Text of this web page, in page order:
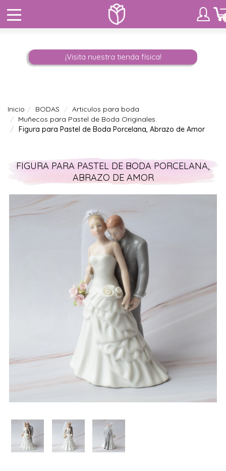
¡Visita nuestra tienda física!
Inicio BODAS
Articulos para boda
Muñecos para Pastel de Boda Originales.
Figura para Pastel de Boda Porcelana, Abrazo de Amor
FIGURA PARA PASTEL DE BODA PORCELANA,
ABRAZO DE AMOR